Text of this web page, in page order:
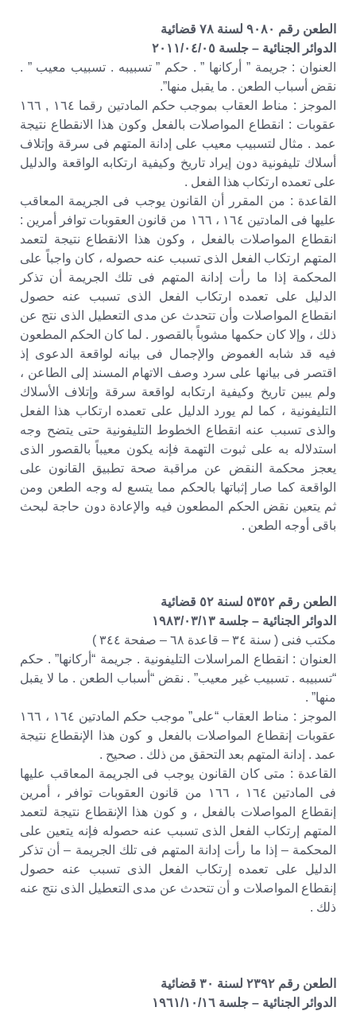
الطعن رقم ٩٠٨٠ لسنة ٧٨ قضائية
الدوائر الجنائية – جلسة ٢٠١١/٠٤/٠٥
العنوان : جريمة ” أركانها ” . حكم ” تسبيبه . تسبيب معيب ” .
نقض أسباب الطعن . ما يقبل منها”.
الموجز : مناط العقاب بموجب حكم المادتين رقما ١٦٤ , ١٦٦
عقوبات : انقطاع المواصلات بالفعل وكون هذا الانقطاع نتيجة
عمد . مثال لتسبيب معيب على إدانة المتهم فى سرقة وإتلاف
أسلاك تليفونية دون إيراد تاريخ وكيفية ارتكابه الواقعة والدليل
على تعمده ارتكاب هذا الفعل .
القاعدة : من المقرر أن القانون يوجب فى الجريمة المعاقب
عليها فى المادتين ١٦٤ ، ١٦٦ من قانون العقوبات توافر أمرين :
انقطاع المواصلات بالفعل ، وكون هذا الانقطاع نتيجة لتعمد
المتهم ارتكاب الفعل الذى تسبب عنه حصوله ، كان واجباً على
المحكمة إذا ما رأت إدانة المتهم فى تلك الجريمة أن تذكر
الدليل على تعمده ارتكاب الفعل الذى تسبب عنه حصول
انقطاع المواصلات وأن تتحدث عن مدى التعطيل الذى نتج عن
ذلك ، وإلا كان حكمها مشوباً بالقصور . لما كان الحكم المطعون
فيه قد شابه الغموض والإجمال فى بيانه لواقعة الدعوى إذ
اقتصر فى بيانها على سرد وصف الاتهام المسند إلى الطاعن ،
ولم يبين تاريخ وكيفية ارتكابه لواقعة سرقة وإتلاف الأسلاك
التليفونية ، كما لم يورد الدليل على تعمده ارتكاب هذا الفعل
والذى تسبب عنه انقطاع الخطوط التليفونية حتى يتضح وجه
استدلاله به على ثبوت التهمة فإنه يكون معيباً بالقصور الذى
يعجز محكمة النقض عن مراقبة صحة تطبيق القانون على
الواقعة كما صار إثباتها بالحكم مما يتسع له وجه الطعن ومن
ثم يتعين نقض الحكم المطعون فيه والإعادة دون حاجة لبحث
باقى أوجه الطعن .
الطعن رقم ٥٣٥٢ لسنة ٥٢ قضائية
الدوائر الجنائية – جلسة ١٩٨٣/٠٣/١٣
مكتب فنى ( سنة ٣٤ – قاعدة ٦٨ – صفحة ٣٤٤ )
العنوان : انقطاع المراسلات التليفونية . جريمة “أركانها” . حكم
“تسبيبه . تسبيب غير معيب” . نقض “أسباب الطعن . ما لا يقبل
منها” .
الموجز : مناط العقاب “على” موجب حكم المادتين ١٦٤ ، ١٦٦
عقوبات إنقطاع المواصلات بالفعل و كون هذا الإنقطاع نتيجة
عمد . إدانة المتهم بعد التحقق من ذلك . صحيح .
القاعدة : متى كان القانون يوجب فى الجريمة المعاقب عليها
فى المادتين ١٦٤ ، ١٦٦ من قانون العقوبات توافر ، أمرين
إنقطاع المواصلات بالفعل ، و كون هذا الإنقطاع نتيجة لتعمد
المتهم إرتكاب الفعل الذى تسبب عنه حصوله فإنه يتعين على
المحكمة – إذا ما رأت إدانة المتهم فى تلك الجريمة – أن تذكر
الدليل على تعمده إرتكاب الفعل الذى تسبب عنه حصول
إنقطاع المواصلات و أن تتحدث عن مدى التعطيل الذى نتج عنه
ذلك .
الطعن رقم ٢٣٩٢ لسنة ٣٠ قضائية
الدوائر الجنائية – جلسة ١٩٦١/١٠/١٦